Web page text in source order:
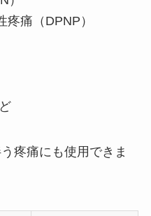
痛（DPNP）
疼痛にも使用できま